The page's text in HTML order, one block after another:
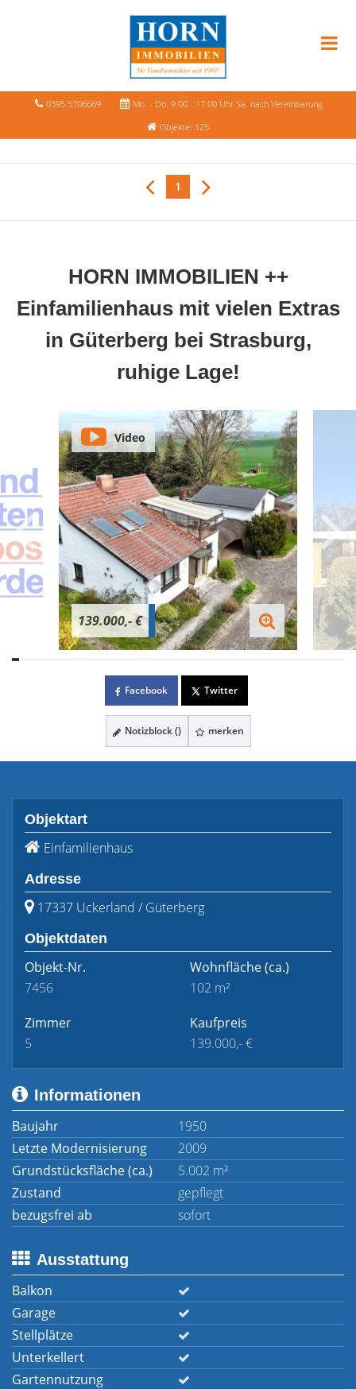
0395 5706669
Mo. - Do. 9.00 - 17.00 Uhr Sa. nach Vereinbarung
Objekte: 125
1
HORN IMMOBILIEN ++
Einfamilienhaus mit vielen Extras
in Güterberg bei Strasburg,
ruhige Lage!
139.000,- €
Video
Facebook Twitter
Notizblock () merken
Objektart
Einfamilienhaus
Adresse
17337 Uckerland / Güterberg
Objektdaten
Objekt-Nr.
7456
Wohnfläche(ca.)
102 m²
Zimmer
5
Kaufpreis
139.000,- €
Informationen
Baujahr
1950
Letzte Modernisierung
2009
Grundstücksfläche (ca.)
5.002 m²
Zustand
gepflegt
bezugsfrei ab
sofort
Ausstattung
Balkon
Garage
Stellplätze
Unterkellert
Gartennutzung